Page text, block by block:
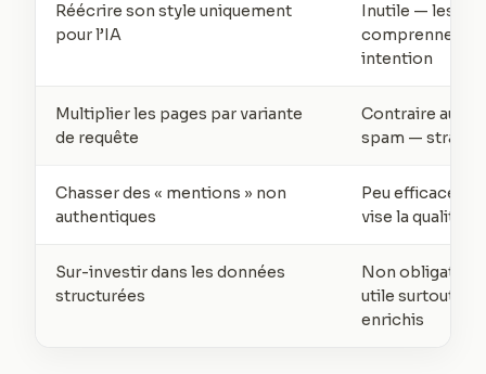
Réécrire son style uniquement
pour l’IA
Inutile — les
comprennent
intention
Multiplier les pages par variante
de requête
Contraire aux
spam —
Chasser des « mentions » non
authentiques
Peu efficace —
vise la qualité
Sur-investir dans les données
structurées
Non
utile surtout
enrichis